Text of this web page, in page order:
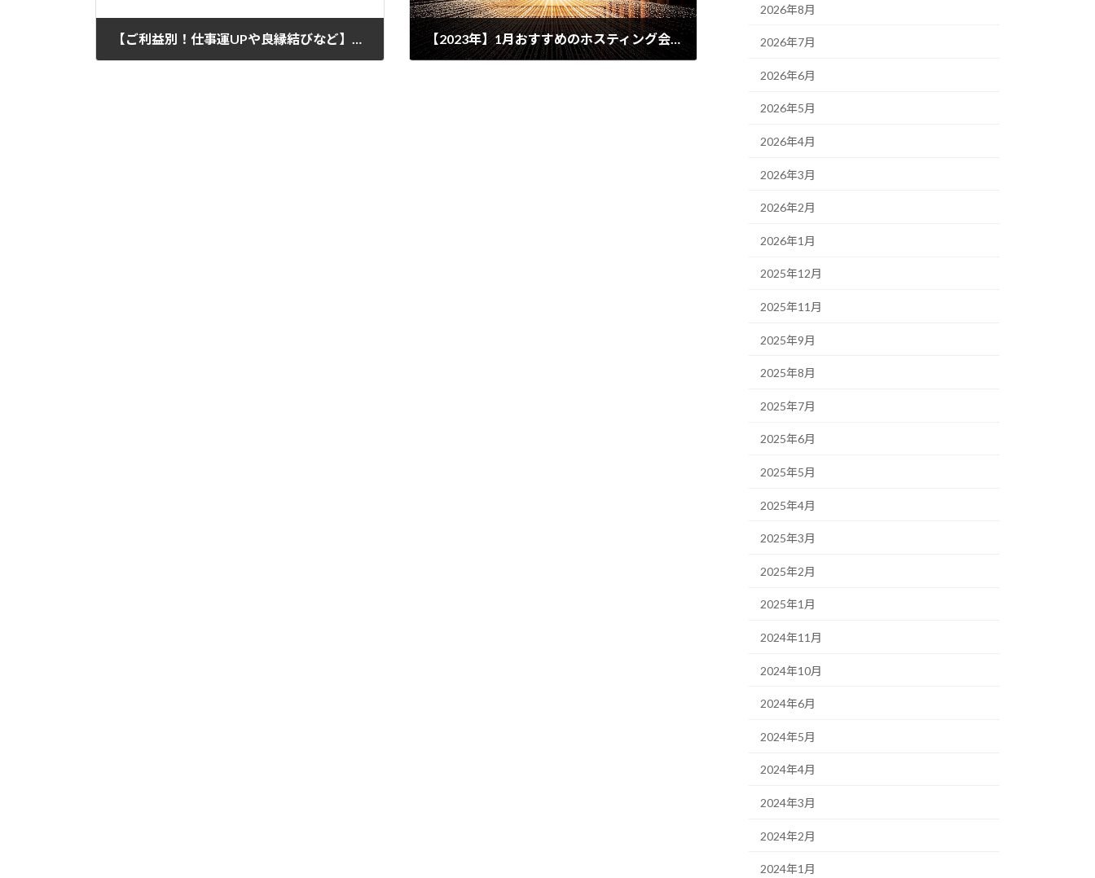
【ご利益別！仕事運UPや良縁結びなど】2023年度千葉県初詣おすすめ神社まとめ 【2023年】1月おすすめのホスティング会社ランキング
2026年8月
2026年7月
2026年6月
2026年5月
2026年4月
2026年3月
2026年2月
2026年1月
2025年12月
2025年11月
2025年9月
2025年8月
2025年7月
2025年6月
2025年5月
2025年4月
2025年3月
2025年2月
2025年1月
2024年11月
2024年10月
2024年6月
2024年5月
2024年4月
2024年3月
2024年2月
2024年1月